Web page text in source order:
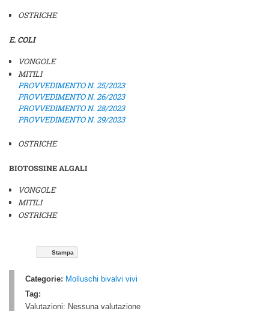
OSTRICHE
E. COLI
VONGOLE
MITILI
PROVVEDIMENTO N. 25/2023
PROVVEDIMENTO N. 26/2023
PROVVEDIMENTO N. 28/2023
PROVVEDIMENTO N. 29/2023
OSTRICHE
BIOTOSSINE ALGALI
VONGOLE
MITILI
OSTRICHE
Stampa
Categorie: Molluschi bivalvi vivi
Tag:
Valutazioni: Nessuna valutazione